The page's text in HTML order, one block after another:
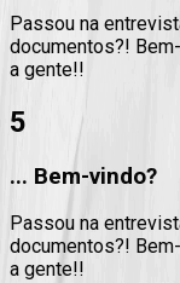
Passou na
documentos?!
a gente!!
5
... Bem-vindo?
Passou na
documentos?!
a gente!!